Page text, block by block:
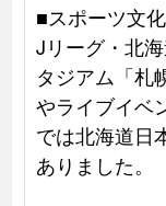
■スポーツ文化
Jリーグ・北
タジアム「札
やライブイベ
では北海道日
ありました。